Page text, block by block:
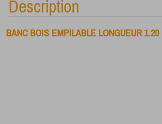
Description
BANC BOIS EMPILABLE LONGUEUR